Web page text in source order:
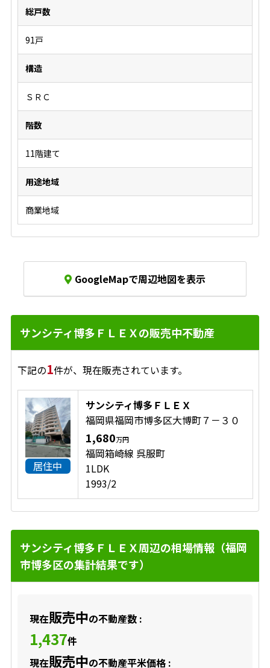
総戸数
91戸
構造
ＳＲＣ
階数
11階建て
用途地域
商業地域
GoogleMapで周辺地図を表示
サンシティ博多ＦＬＥＸの販売中不動産
下記の1件が、現在販売されています。
居住中
サンシティ博多ＦＬＥＸ
福岡県福岡市博多区大博町７－３０
1,680万円
福岡箱崎線 呉服町
1LDK
1993/2
サンシティ博多ＦＬＥＸ周辺の相場情報（福岡
市博多区の集計結果です）
現在販売中の不動産数 :
1,437件
現在販売中の不動産平米価格 :